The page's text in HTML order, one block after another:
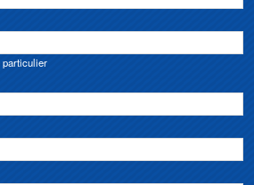
particulier